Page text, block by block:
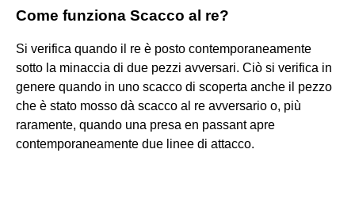
Come funziona Scacco al re?
Si verifica quando il re è posto contemporaneamente
sotto la minaccia di due pezzi avversari. Ciò si verifica in
genere quando in uno scacco di scoperta anche il pezzo
che è stato mosso dà scacco al re avversario o, più
raramente, quando una presa en passant apre
contemporaneamente due linee di attacco.